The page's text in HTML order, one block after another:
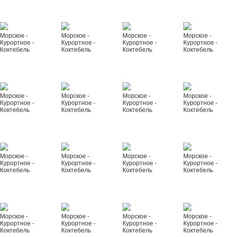
Морское -
Курортное -
Коктебель
Морское -
Курортное -
Коктебель
Морское -
Курортное -
Коктебель
Морское -
Курортное -
Коктебель
Морское -
Курортное -
Коктебель
Морское -
Курортное -
Коктебель
Морское -
Курортное -
Коктебель
Морское -
Курортное -
Коктебель
Морское -
Курортное -
Коктебель
Морское -
Курортное -
Коктебель
Морское -
Курортное -
Коктебель
Морское -
Курортное -
Коктебель
Морское -
Курортное -
Коктебель
Морское -
Курортное -
Коктебель
Морское -
Курортное -
Коктебель
Морское -
Курортное -
Коктебель